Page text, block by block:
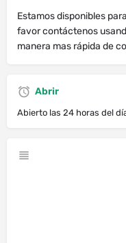
Estamos disponibles
favor contáctenos
manera mas rápida de
Abrir
Abierto las 24 horas del